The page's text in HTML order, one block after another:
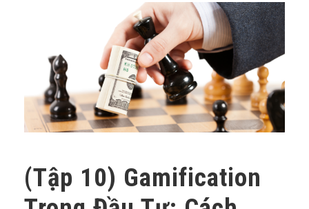
(Tập 10) Gamification